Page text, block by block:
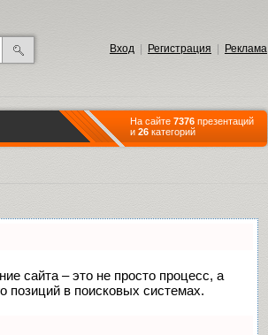
Вход Регистрация Реклама
На сайте 7376 презентаций
и 26 категорий
сайта – это не просто процесс, а
позиций в поисковых системах.